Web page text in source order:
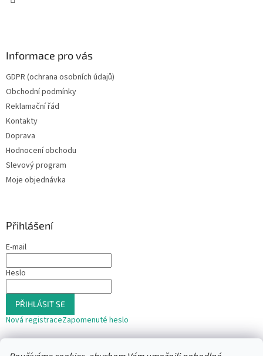
Informace pro vás
GDPR (ochrana osobních údajů)
Obchodní podmínky
Reklamační řád
Kontakty
Doprava
Hodnocení obchodu
Slevový program
Moje objednávka
Přihlášení
E-mail
Heslo
PŘIHLÁSIT SE
Nová registraceZapomenuté heslo
nebo